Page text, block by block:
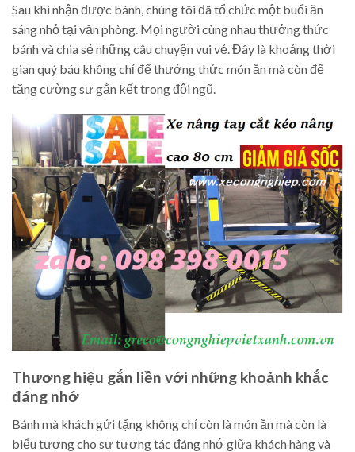
Sau khi nhận được bánh, chúng tôi đã tổ chức một buổi ăn
sáng nhỏ tại văn phòng. Mọi người cùng nhau thưởng thức
bánh và chia sẻ những câu chuyện vui vẻ. Đây là khoảng thời
gian quý báu không chỉ để thưởng thức món ăn mà còn để
tăng cường sự gắn kết trong đội ngũ.
Thương hiệu gắn liền với những khoảnh khắc
đáng nhớ
Bánh mà khách gửi tặng không chỉ còn là món ăn mà còn là
biểu tượng cho sự tương tác đáng nhớ giữa khách hàng và